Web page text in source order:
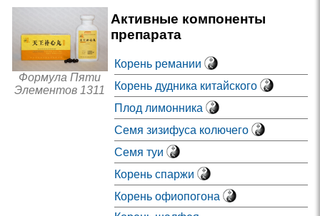
Формула Пяти
Элементов 1311
Активные компоненты
препарата
Корень ремании
Корень дудника китайского
Плод лимонника
Семя зизифуса колючего
Семя туи
Корень спаржи
Корень офиопогона